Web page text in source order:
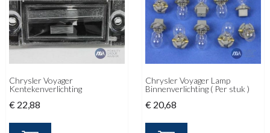
Chrysler Voyager
Kentekenverlichting
€ 22,88
Chrysler Voyager Lamp
Binnenverlichting ( Per stuk )
€ 20,68